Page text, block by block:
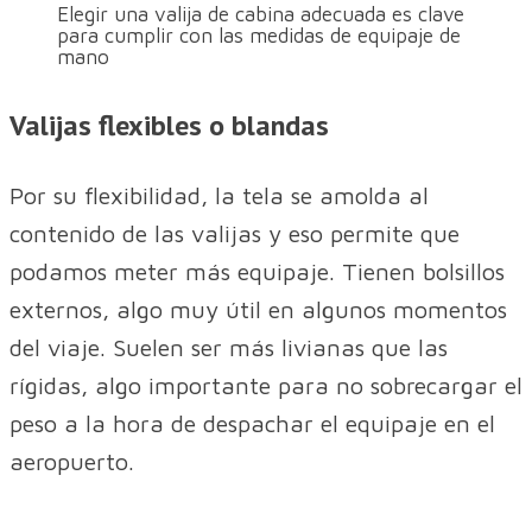
Elegir una valija de cabina adecuada es clave
para cumplir con las medidas de equipaje de
mano
Valijas flexibles o blandas
Por su flexibilidad, la tela se amolda al
contenido de las valijas y eso permite que
podamos meter más equipaje. Tienen bolsillos
externos, algo muy útil en algunos momentos
del viaje. Suelen ser más livianas que las
rígidas, algo importante para no sobrecargar el
peso a la hora de despachar el equipaje en el
aeropuerto.